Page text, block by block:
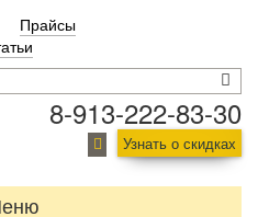
Прайсы
8-913-222-83-30
Узнать о скидках